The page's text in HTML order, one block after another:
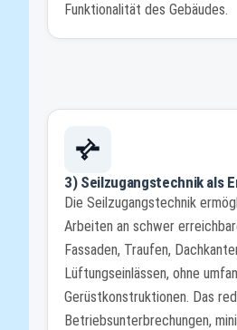
Funktionalität des Gebäudes.
3) Seilzugangstechnik als
Die Seilzugangstechnik
Arbeiten an schwer
Fassaden, Traufen,
Lüftungseinlässen, ohne
Gerüstkonstruktionen. Das
Betriebsunterbrechungen,